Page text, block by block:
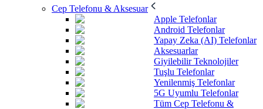
Cep Telefonu & Aksesuar
Apple Telefonlar
Android Telefonlar
Yapay Zeka (AI) Telefonlar
Aksesuarlar
Giyilebilir Teknolojiler
Tuşlu Telefonlar
Yenilenmiş Telefonlar
5G Uyumlu Telefonlar
Tüm Cep Telefonu &